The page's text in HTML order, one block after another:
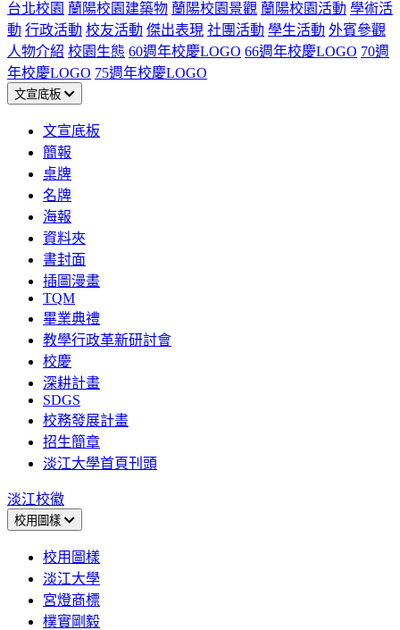
台北校園 蘭陽校園建築物 蘭陽校園景觀 蘭陽校園活動 學術活
動 行政活動 校友活動 傑出表現 社團活動 學生活動 外賓參觀
人物介紹 校園生態 60週年校慶LOGO 66週年校慶LOGO 70週
年校慶LOGO 75週年校慶LOGO
文宣底板
文宣底板
簡報
桌牌
名牌
海報
資料夾
書封面
插圖漫畫
TQM
畢業典禮
教學行政革新研討會
校慶
深耕計畫
SDGS
校務發展計畫
招生簡章
淡江大學首頁刊頭
淡江校徽
校用圖樣
校用圖樣
淡江大學
宮燈商標
樸實剛毅